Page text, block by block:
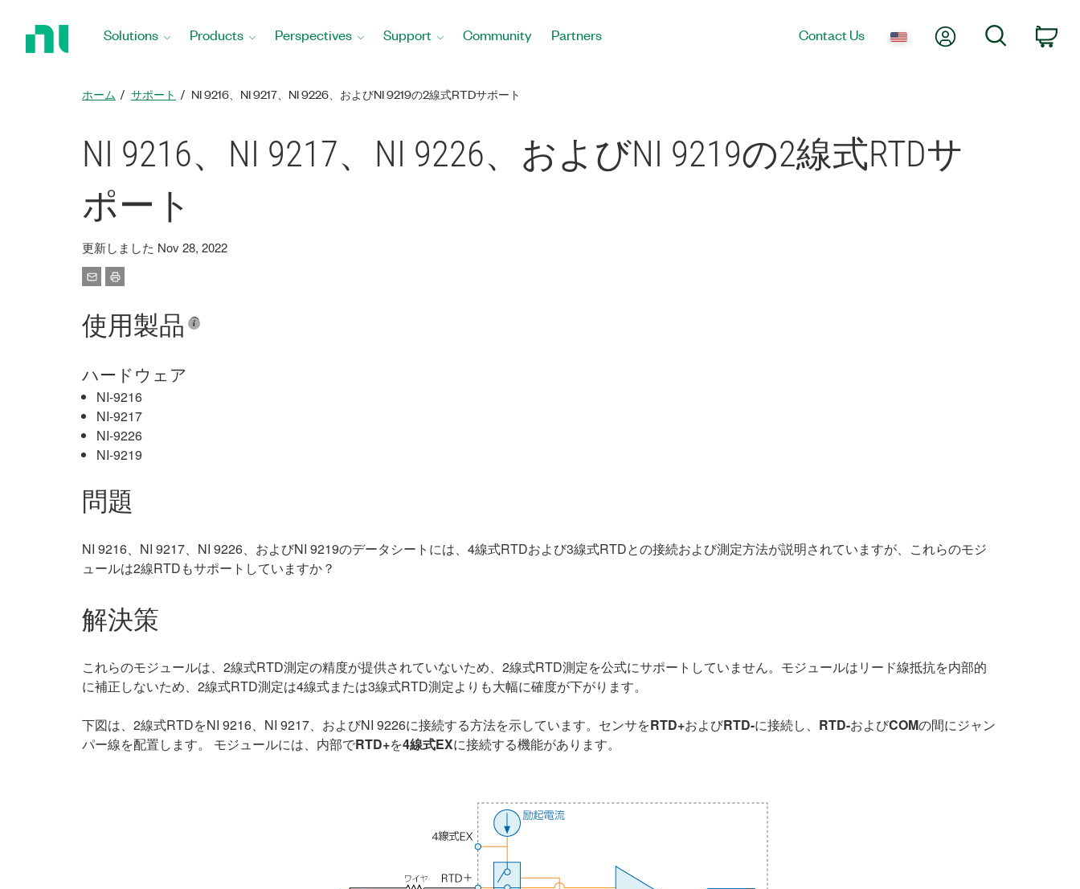
Solutions Products Perspectives Support Community Partners Contact Us My AccountSearch
ホーム サポート NI 9216、NI 9217、NI 9226、およびNI 9219の2線式RTDサポート
NI 9216、NI 9217、NI 9226、およびNI 9219の2線式RTDサ
ポート
更新しました Nov 28, 2022
使用製品
ハードウェア
NI-9216
NI-9217
NI-9226
NI-9219
問題
NI 9216、NI 9217、NI 9226、およびNI 9219のデータシートには、4線式RTDおよび3線式RTDとの接続および測定方法が説明されていますが、これらのモジ
ュールは2線RTDもサポートしていますか？
解決策
これらのモジュールは、2線式RTD測定の精度が提供されていないため、2線式RTD測定を公式にサポートしていません。モジュールはリード線抵抗を内部的
に補正しないため、2線式RTD測定は4線式または3線式RTD測定よりも大幅に確度が下がります。
下図は、2線式RTDをNI 9216、NI 9217、およびNI 9226に接続する方法を示しています。センサをRTD+およびRTD-に接続し、 RTD-およびCOMの間にジャン
パー線を配置します。 モジュールには、内部でRTD+を4線式EXに接続する機能があります。